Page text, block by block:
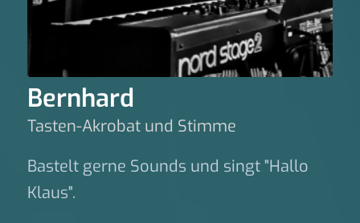
Bernhard
Tasten-Akrobat und Stimme
Bastelt gerne Sounds und singt "Hallo
Klaus".